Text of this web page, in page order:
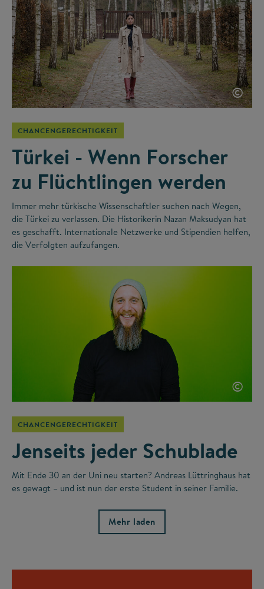
©
CHANCENGERECHTIGKEIT
Türkei - Wenn Forscher
zu Flüchtlingen werden
Immer mehr türkische Wissenschaftler suchen nach Wegen,
die Türkei zu verlassen. Die Historikerin Nazan Maksudyan hat
es geschafft. Internationale Netzwerke und Stipendien helfen,
die Verfolgten aufzufangen.
©
CHANCENGERECHTIGKEIT
Jenseits jeder Schublade
Mit Ende 30 an der Uni neu starten? Andreas Lüttringhaus hat
es gewagt – und ist nun der erste Student in seiner Familie.
Mehr laden